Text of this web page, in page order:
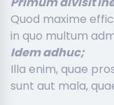
Quod maxime
in quo multum
Idem adhuc;
Illa enim, quae
sunt aut mala,